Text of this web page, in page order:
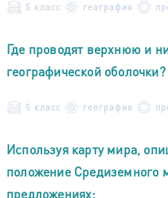
5 класс география
Где проводят верхнюю и
географической
5 класс география
Используя карту мира,
положение Средиземного
предложениях: